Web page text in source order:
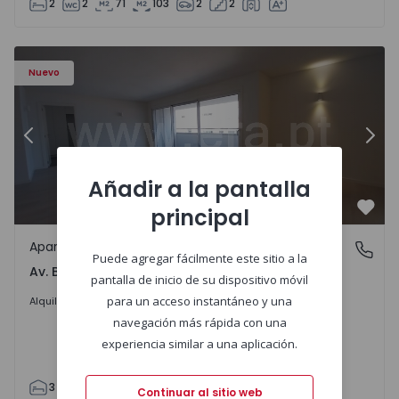
2 2 71 103 2 2
Nuevo
Apartamento T3 Porto, Av. Boavista - 1575472 - 5
Anterior
Av. Boavista, Porto
Apartamento
Av. Boavista, Porto
Alquilar 2.300 €/mes
3 142 2 4
Añadir a la pantalla
principal
Puede agregar fácilmente este sitio a la
pantalla de inicio de su dispositivo móvil
para un acceso instantáneo y una
navegación más rápida con una
experiencia similar a una aplicación.
Continuar al sitio web